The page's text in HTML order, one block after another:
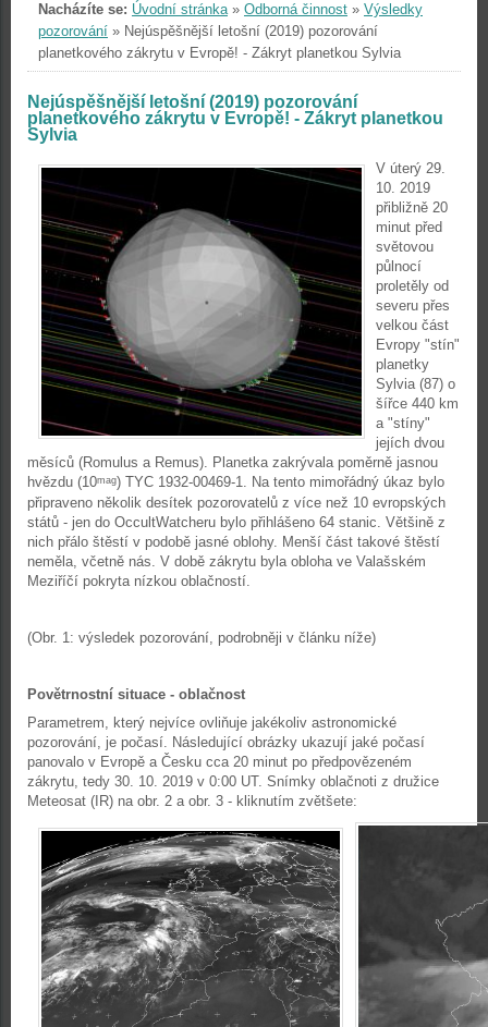
Nacházíte se: Úvodní stránka» Odborná činnost » Výsledky
pozorování » Nejúspěšnější letošní (2019) pozorování
planetkového zákrytu v Evropě! - Zákryt planetkou Sylvia
Nejúspěšnější letošní (2019) pozorování
planetkového zákrytu v Evropě! - Zákryt planetkou
Sylvia
V úterý 29.
10. 2019
přibližně 20
minut před
světovou
půlnocí
proletěly od
severu přes
velkou část
Evropy "stín"
planetky
Sylvia (87) o
šířce 440 km
a "stíny"
jejích dvou
měsíců (Romulus a Remus). Planetka zakrývala poměrně jasnou
hvězdu (10mag) TYC 1932-00469-1. Na tento mimořádný úkaz bylo
připraveno několik desítek pozorovatelů z více než 10 evropských
států - jen do OccultWatcheru bylo přihlášeno 64 stanic. Většině z
nich přálo štěstí v podobě jasné oblohy. Menší část takové štěstí
neměla, včetně nás. V době zákrytu byla obloha ve Valašském
Meziříčí pokryta nízkou oblačností.
(Obr. 1: výsledek pozorování, podrobněji v článku níže)
Povětrnostní situace - oblačnost
Parametrem, který nejvíce ovliňuje jakékoliv astronomické
pozorování, je počasí. Následující obrázky ukazují jaké počasí
panovalo v Evropě a Česku cca 20 minut po předpovězeném
zákrytu, tedy 30. 10. 2019 v 0:00 UT. Snímky oblačnoti z družice
Meteosat (IR) na obr. 2 a obr. 3 - kliknutím zvětšete: